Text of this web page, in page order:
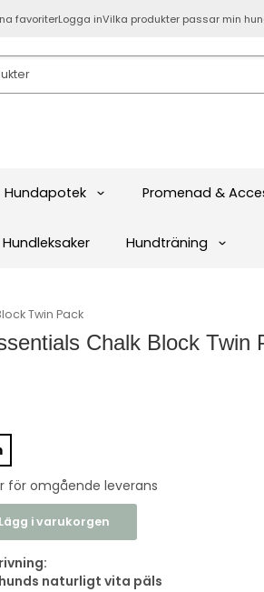
favoriterLogga inVilka produkter passar min
Hundapotek Promenad &
Hundleksaker Hundträning
Twin Pack
Chalk Block Twin
för omgående leverans
Lägg i varukorgen
naturligt vita päls